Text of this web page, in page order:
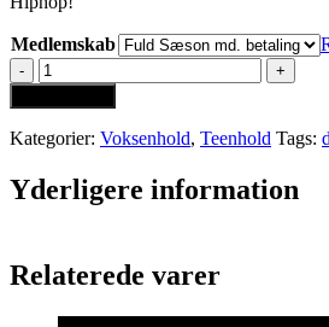
Medlemskab
Afro
&
HipHop
Teen
Begynder
Tirsdag
17.00
Kategorier: Voksenhold, Teenhold Tags:
Yderligere information
Relaterede varer